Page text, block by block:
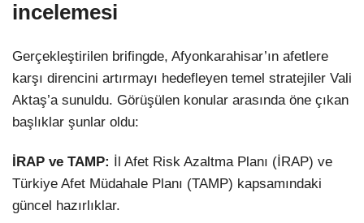
incelemesi
Gerçekleştirilen brifingde, Afyonkarahisar’ın afetlere
karşı direncini artırmayı hedefleyen temel stratejiler Vali
Aktaş’a sunuldu. Görüşülen konular arasında öne çıkan
başlıklar şunlar oldu:
İRAP ve TAMP:
İl Afet Risk Azaltma Planı (İRAP) ve
Türkiye Afet Müdahale Planı (TAMP) kapsamındaki
güncel hazırlıklar.